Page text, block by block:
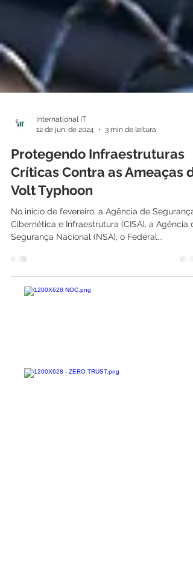
12 de jun. de 2024
3 min de leitura
Protegendo Infraestruturas
Críticas Contra as Ameaças
Volt Typhoon
No início de fevereiro, a Agência de Segurança
Segurança Nacional (NSA), o Federal...